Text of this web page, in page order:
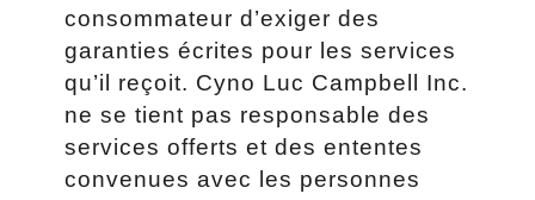
consommateur d’exiger des
garanties écrites pour les services
qu’il reçoit. Cyno Luc Campbell Inc.
ne se tient pas responsable des
services offerts et des ententes
convenues avec les personnes